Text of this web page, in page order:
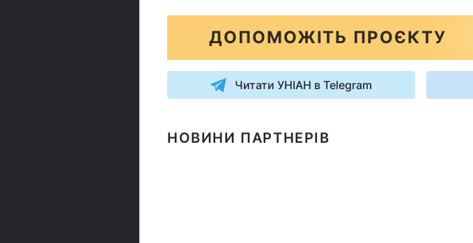
ДОПОМОЖІТЬ ПРОЄКТУ
Читати УНІАН в Telegram
НОВИНИ ПАРТНЕРІВ